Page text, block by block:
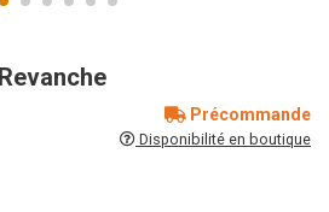
Précommande
Disponibilité en boutique